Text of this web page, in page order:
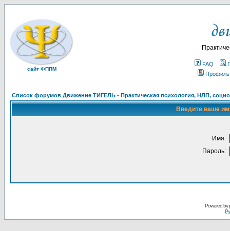
сайт ФППМ
FAQ
Профиль
Список форумов Движение ТИГЕЛЬ - Практическая психология, НЛП,
Введите ваше
Имя:
Пароль:
Powered by